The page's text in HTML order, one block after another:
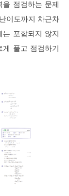
점검하는 문제
이도까지 차근차
포함되지 않지
풀고 점검하기